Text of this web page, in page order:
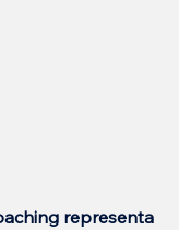
representa